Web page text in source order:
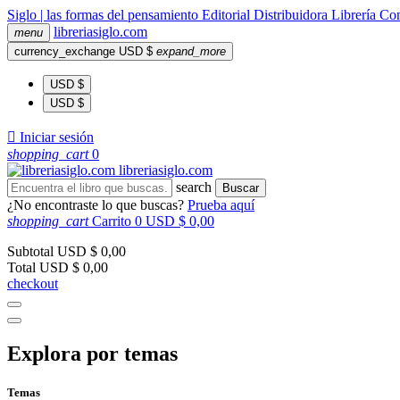
Siglo | las formas del pensamiento Editorial Distribuidora Librería
menu libreriasiglo.com
currency_exchange USD $ expand_more
USD $
USD $
 Iniciar sesión
shopping_cart 0
libreriasiglo.com
search
Buscar
¿No encontraste lo que buscas? Prueba aquí
shopping_cart Carrito 0 USD $ 0,00
Subtotal USD $ 0,00
Total USD $ 0,00
checkout
Explora por temas
Temas